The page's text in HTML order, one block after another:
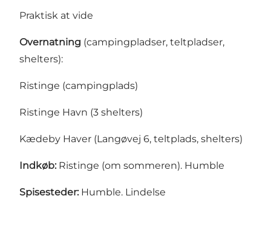
Praktisk at vide
Overnatning (campingpladser, teltpladser,
shelters):
Ristinge (campingplads)
Ristinge Havn (3 shelters)
Kædeby Haver (Langøvej 6, teltplads, shelters)
Indkøb: Ristinge (om sommeren). Humble
Spisesteder: Humble. Lindelse